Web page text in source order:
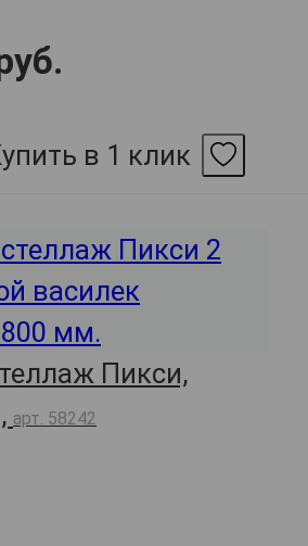
в 1 клик
Пикси,
арт. 58242